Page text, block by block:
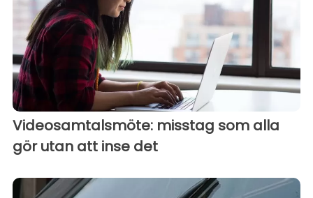
Videosamtalsmöte: misstag som alla
gör utan att inse det